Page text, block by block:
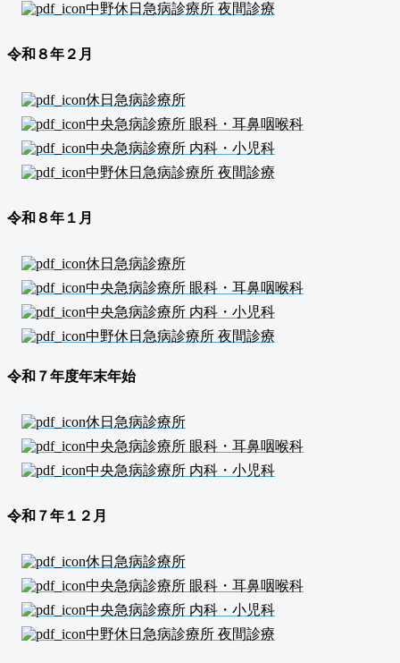
中野休日急病診療所 夜間診療
令和８年２ 月
休日急病診療所
中央急病診療所 眼科・耳鼻咽喉科
中央急病診療所 内科・小児科
中野休日急病診療所 夜間診療
令和８年１ 月
休日急病診療所
中央急病診療所 眼科・耳鼻咽喉科
中央急病診療所 内科・小児科
中野休日急病診療所 夜間診療
令和７年度年末年始
休日急病診療所
中央急病診療所 眼科・耳鼻咽喉科
中央急病診療所 内科・小児科
令和７年１２ 月
休日急病診療所
中央急病診療所 眼科・耳鼻咽喉科
中央急病診療所 内科・小児科
中野休日急病診療所 夜間診療